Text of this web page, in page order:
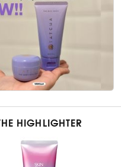
THE HIGHLIGHTER